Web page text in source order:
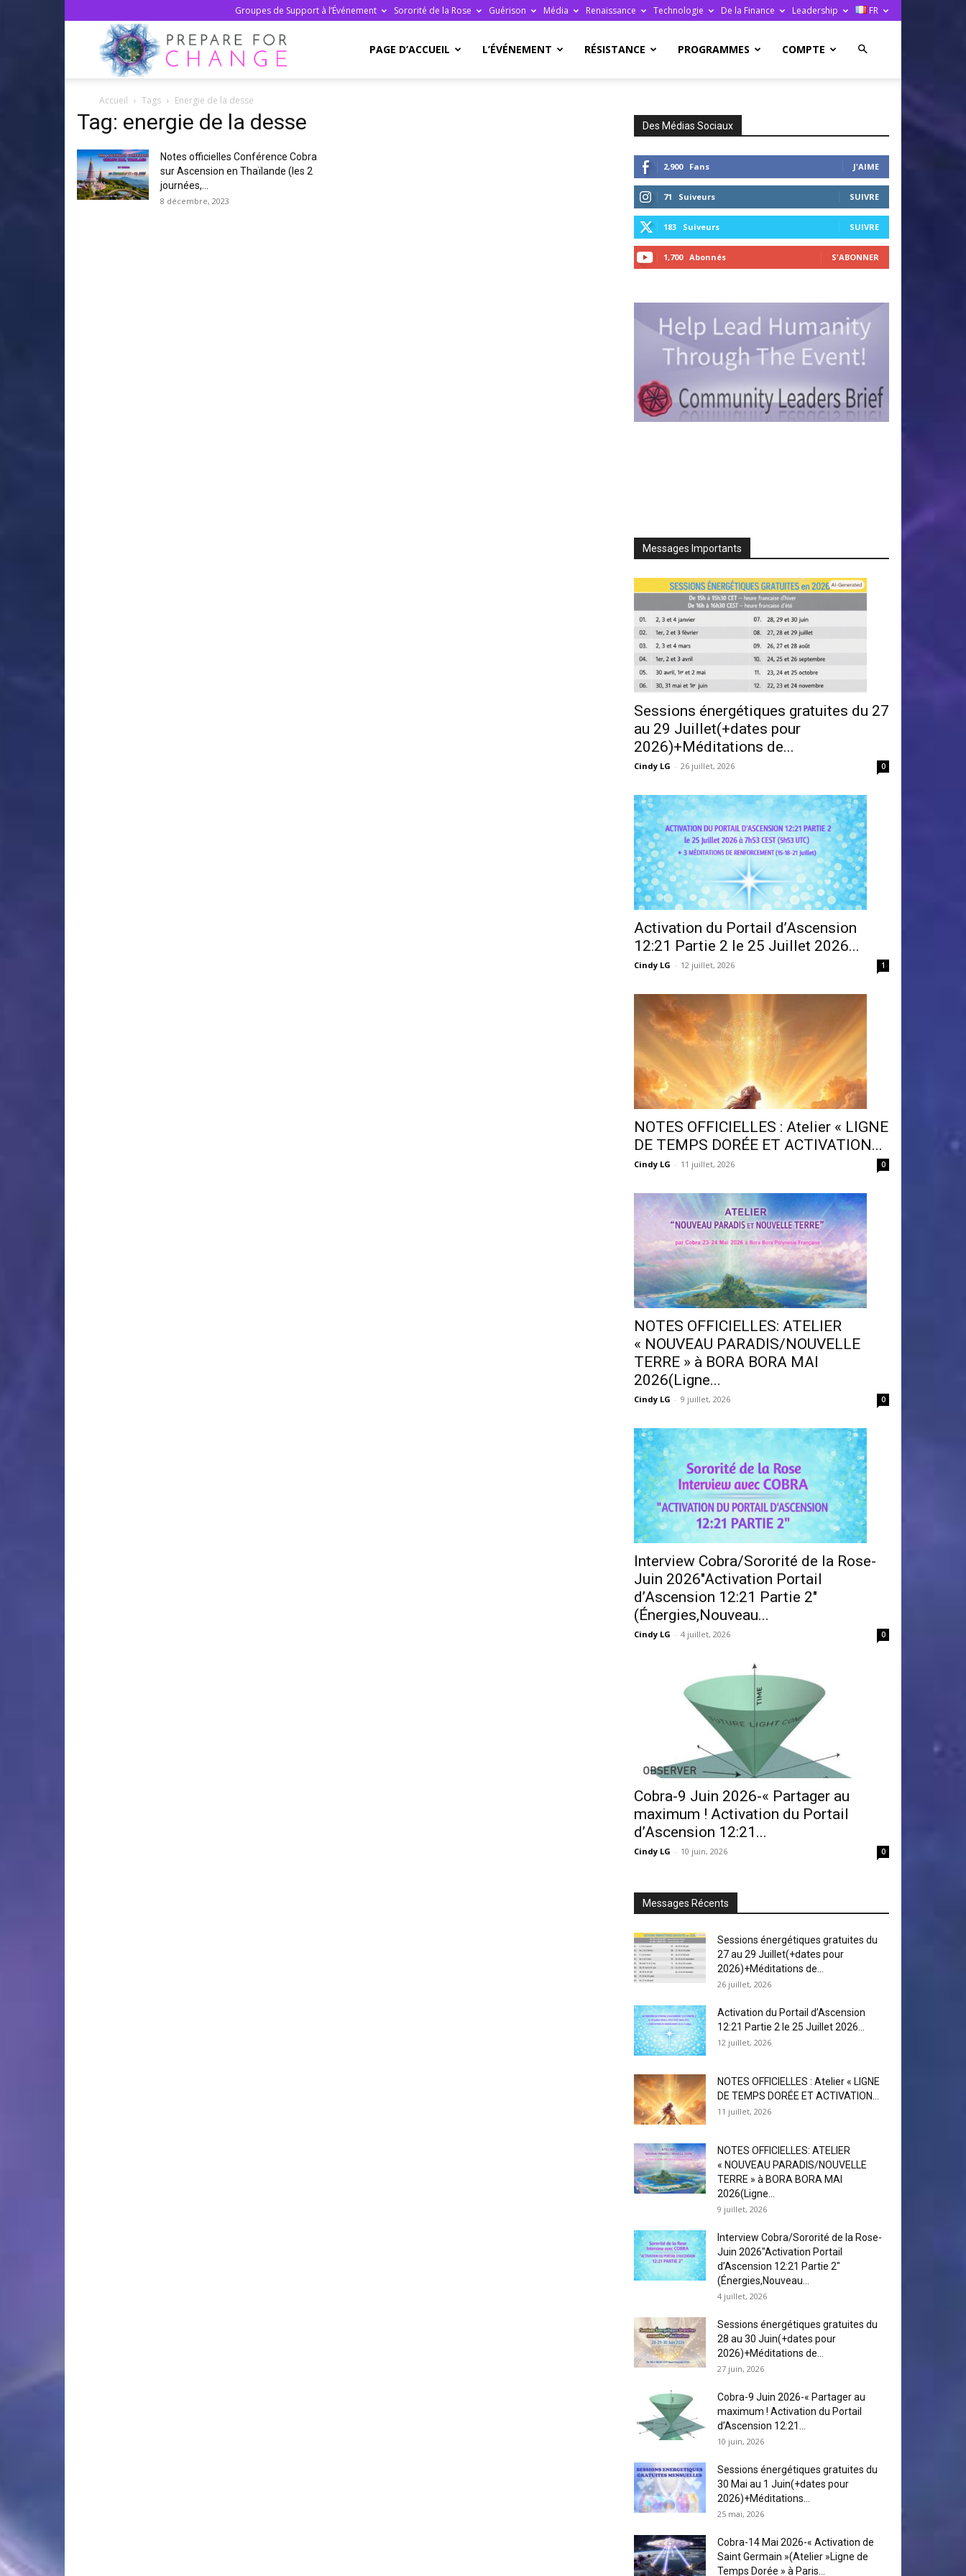
Groupes de Support à l’Événement Sororité de la Rose Guérison Média Renaissance Technologie De la Finance Leadership FR
Change
PAGE D’ACCUEIL L’ÉVÉNEMENT RÉSISTANCE PROGRAMMES COMPTE
Accueil Tags Energie de la desse
Tag: energie de la desse
Notes officielles Conférence Cobra
sur Ascension en Thaïlande (les 2
journées,...
8 décembre, 2023
Des Médias Sociaux
2,900 Fans J'AIME
71 Suiveurs SUIVRE
183 Suiveurs SUIVRE
1,700 Abonnés S'ABONNER
Messages Importants
Sessions énergétiques gratuites du 27
au 29 Juillet(+dates pour
2026)+Méditations de...
Cindy LG - 26 juillet, 2026 0
Activation du Portail d’Ascension
12:21 Partie 2 le 25 Juillet 2026...
Cindy LG - 12 juillet, 2026 1
NOTES OFFICIELLES : Atelier « LIGNE
DE TEMPS DORÉE ET ACTIVATION...
Cindy LG - 11 juillet, 2026 0
NOTES OFFICIELLES: ATELIER
« NOUVEAU PARADIS/NOUVELLE
TERRE » à BORA BORA MAI
2026(Ligne...
Cindy LG - 9 juillet, 2026 0
Interview Cobra/Sororité de la Rose-
Juin 2026″Activation Portail
d’Ascension 12:21 Partie 2″
(Énergies,Nouveau...
Cindy LG - 4 juillet, 2026 0
Cobra-9 Juin 2026-« Partager au
maximum ! Activation du Portail
d’Ascension 12:21...
Cindy LG - 10 juin, 2026 0
Messages Récents
Sessions énergétiques gratuites du
27 au 29 Juillet(+dates pour
2026)+Méditations de...
26 juillet, 2026
Activation du Portail d’Ascension
12:21 Partie 2 le 25 Juillet 2026...
12 juillet, 2026
NOTES OFFICIELLES : Atelier « LIGNE
DE TEMPS DORÉE ET ACTIVATION...
11 juillet, 2026
NOTES OFFICIELLES: ATELIER
« NOUVEAU PARADIS/NOUVELLE
TERRE » à BORA BORA MAI
2026(Ligne...
9 juillet, 2026
Interview Cobra/Sororité de la Rose-
Juin 2026″Activation Portail
d’Ascension 12:21 Partie 2″
(Énergies,Nouveau...
4 juillet, 2026
Sessions énergétiques gratuites du
28 au 30 Juin(+dates pour
2026)+Méditations de...
27 juin, 2026
Cobra-9 Juin 2026-« Partager au
maximum ! Activation du Portail
d’Ascension 12:21...
10 juin, 2026
Sessions énergétiques gratuites du
30 Mai au 1 Juin(+dates pour
2026)+Méditations...
25 mai, 2026
Cobra-14 Mai 2026-« Activation de
Saint Germain »(Atelier »Ligne de
Temps Dorée » à Paris...